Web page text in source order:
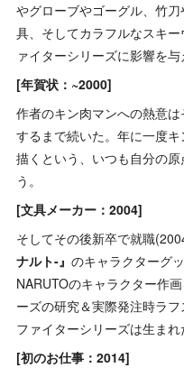
やグローブやゴーグル、竹
具、そしてカラフルなスキ
ァイターシリーズに影響を与
[年賀状：~2000]
作者のキン肉マンへの熱意
するまで続いた。年に一度
描くという、いつも自分の
う。
[文具メーカー：2004]
そしてその後新卒で就職
ナルト-』のキャラクターグ
NARUTOのキャラクター作
ーズの研究＆実際発注時ラ
ファイターシリーズは生まれ
[初のお仕事：2014]